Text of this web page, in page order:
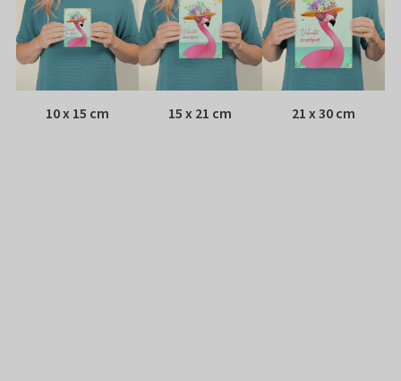
10 x 15 cm 15 x 21 cm 21 x 30 cm